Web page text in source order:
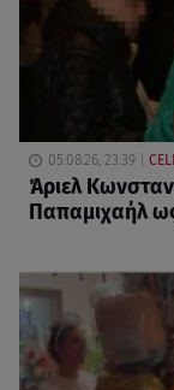
05.08.26, 23:39
Άριελ
Παπαμιχαήλ